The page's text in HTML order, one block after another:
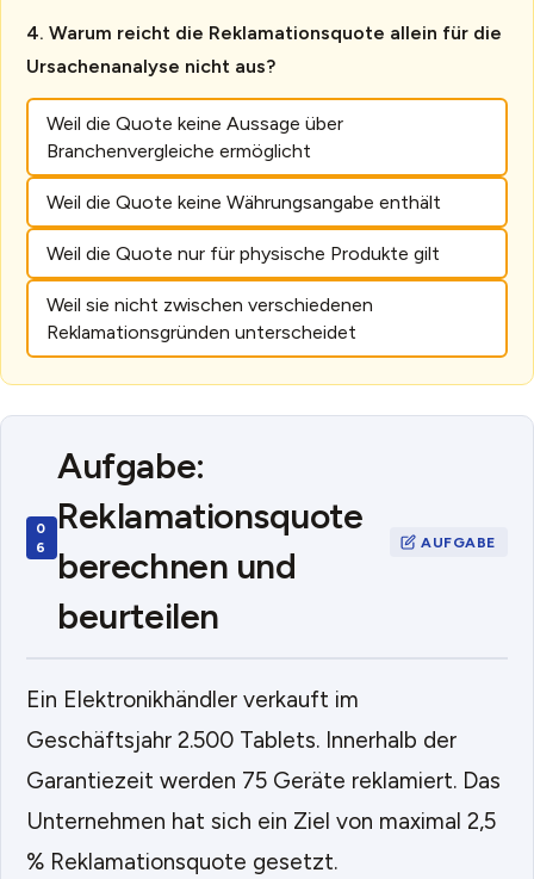
Warum reicht die Reklamationsquote allein für die
Ursachenanalyse nicht aus?
Weil die Quote keine Aussage über
Branchenvergleiche ermöglicht
Weil die Quote keine Währungsangabe enthält
Weil die Quote nur für physische Produkte gilt
Weil sie nicht zwischen verschiedenen
Reklamationsgründen unterscheidet
Aufgabe:
Reklamationsquote
berechnen und
beurteilen
Ein Elektronikhändler verkauft im
Geschäftsjahr 2.500 Tablets. Innerhalb der
Garantiezeit werden 75 Geräte reklamiert. Das
Unternehmen hat sich ein Ziel von maximal 2,5
% Reklamationsquote gesetzt.